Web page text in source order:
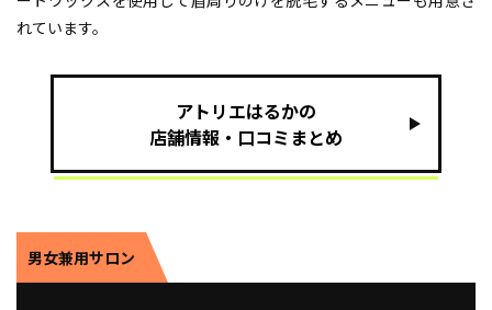
れています。
アトリエはるかの
店舗情報・口コミまとめ
男女兼用サロン